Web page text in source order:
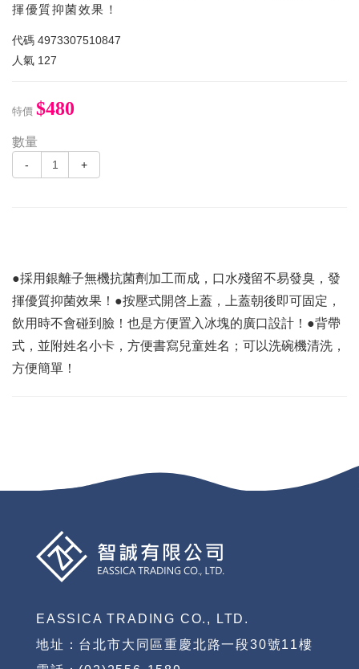
揮優質抑菌效果！
代碼 4973307510847
人氣 127
特價 $480
數量
- +
●採用銀離子無機抗菌劑加工而成，口水殘留不易發臭，發
揮優質抑菌效果！●按壓式開啓上蓋，上蓋朝後即可固定，
飲用時不會碰到臉！也是方便置入冰塊的廣口設計！●背帶
式，並附姓名小卡，方便書寫兒童姓名；可以洗碗機清洗，
方便簡單！
EASSICA TRADING CO., LTD.
地址：台北市大同區重慶北路一段30號11樓